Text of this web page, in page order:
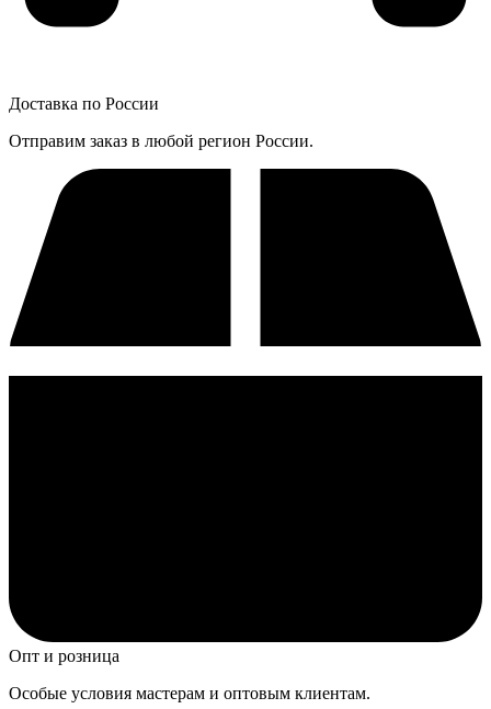
Доставка по России
Отправим заказ в любой регион России.
Опт и розница
Особые условия мастерам и оптовым клиентам.